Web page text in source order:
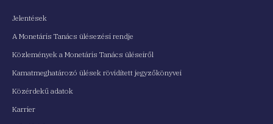
Jelentések
A Monetáris Tanács ülésezési rendje
Közlemények a Monetáris Tanács üléseiről
Kamatmeghatározó ülések rövidített jegyzőkönyvei
Közérdekű adatok
Karrier